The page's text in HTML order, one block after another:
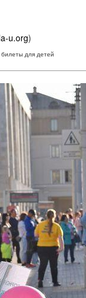
u.org)
для детей